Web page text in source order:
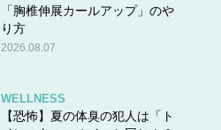
「胸椎伸展カールアップ」のや
り方
2026.08.07
WELLNESS
【恐怖】夏の体臭の犯人は「ト